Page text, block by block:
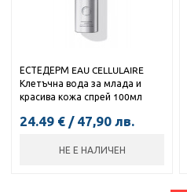
ЕСТЕДЕРМ EAU CELLULAIRE
Клетъчна вода за млада и
красива кожа спрей 100мл
24.49 € / 47,90 лв.
НЕ Е НАЛИЧЕН